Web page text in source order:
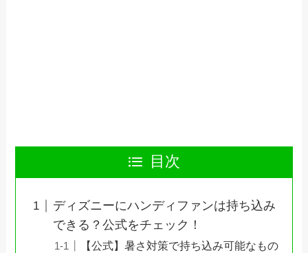
目次
ディズニーにハンディファンは持ち込み
できる？公式をチェック！
【公式】暑さ対策で持ち込み可能なもの